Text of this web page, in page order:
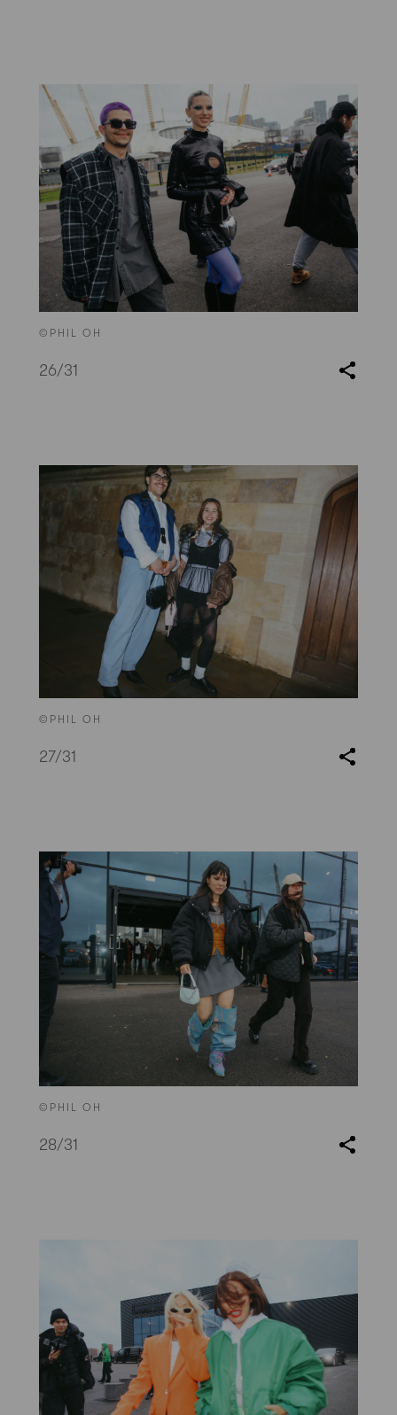
©PHIL OH
26/31
©PHIL OH
27/31
©PHIL OH
28/31